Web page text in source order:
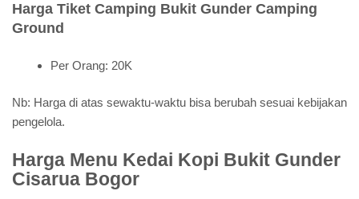
Harga Tiket Camping Bukit Gunder Camping
Ground
Per Orang: 20K
Nb: Harga di atas sewaktu-waktu bisa berubah sesuai kebijakan
pengelola.
Harga Menu Kedai Kopi Bukit Gunder
Cisarua Bogor